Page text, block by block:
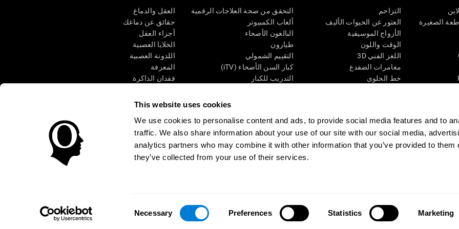
This website uses cookies
We use cookies to personalise content and ads, to provide social media features and to
traffic. We also share information about your use of our site with our social media,
analytics partners who may combine it with other information that you’ve provided to them
they’ve collected from your use of their services.
Necessary Preferences Statistics Marketing
العقل والدماغ
حقائق عن دماغك
أجزاء العقل
الخلايا العصبية
اللدونة العصبية
المعرفة
فقدان الذاكرة
وظائف ذهنية
الإدراك الحسى
الانتباه
التحقق من صحة العلاجات الرقمية
ألعاب الكمبيوتر
البالغون الأصحاء
طيارون
التقييم الشمولي
كبار السن الأصحاء (iTV)
التدريب للكبار
الصغيرة
التزاحم
العثور عن الحيوات الأليف
الأزواج الموسيقية
الوقت واللون
اللغز الفني 3D
مغامرات الضفدع
خط الحلوى
اللعبة العقلية: تفجير البالونات
ألعاب الذكاء
ألعاب اون لاين من آجل الذاكرة
CogniFit Inc © 2026